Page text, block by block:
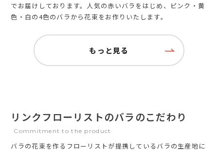
でお届けしております。人気の赤いバラをはじめ、ピンク・黄
色・白の4色のバラから花束をお作りいたします。
もっと見る
リンクフローリストのバラのこだわり
Commitment to the product
バラの花束を作るフローリストが提携しているバラの生産地に